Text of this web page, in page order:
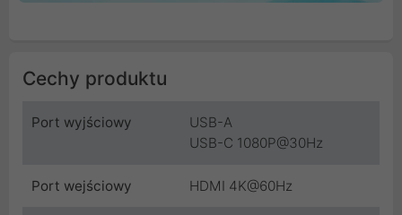
Cechy produktu
Port wyjściowy
USB-A
USB-C 1080P@30Hz
Port wejściowy HDMI 4K@60Hz